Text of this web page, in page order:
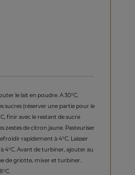
le lait en poudre. A 30°C,
sucres (réserver une partie pour le
finir avec le restant de sucre
zestes de citron jaune. Pasteuriser
rapidement à 4°C. Laisser
4°C. Avant de turbiner, ajouter au
de griotte, mixer et turbiner.